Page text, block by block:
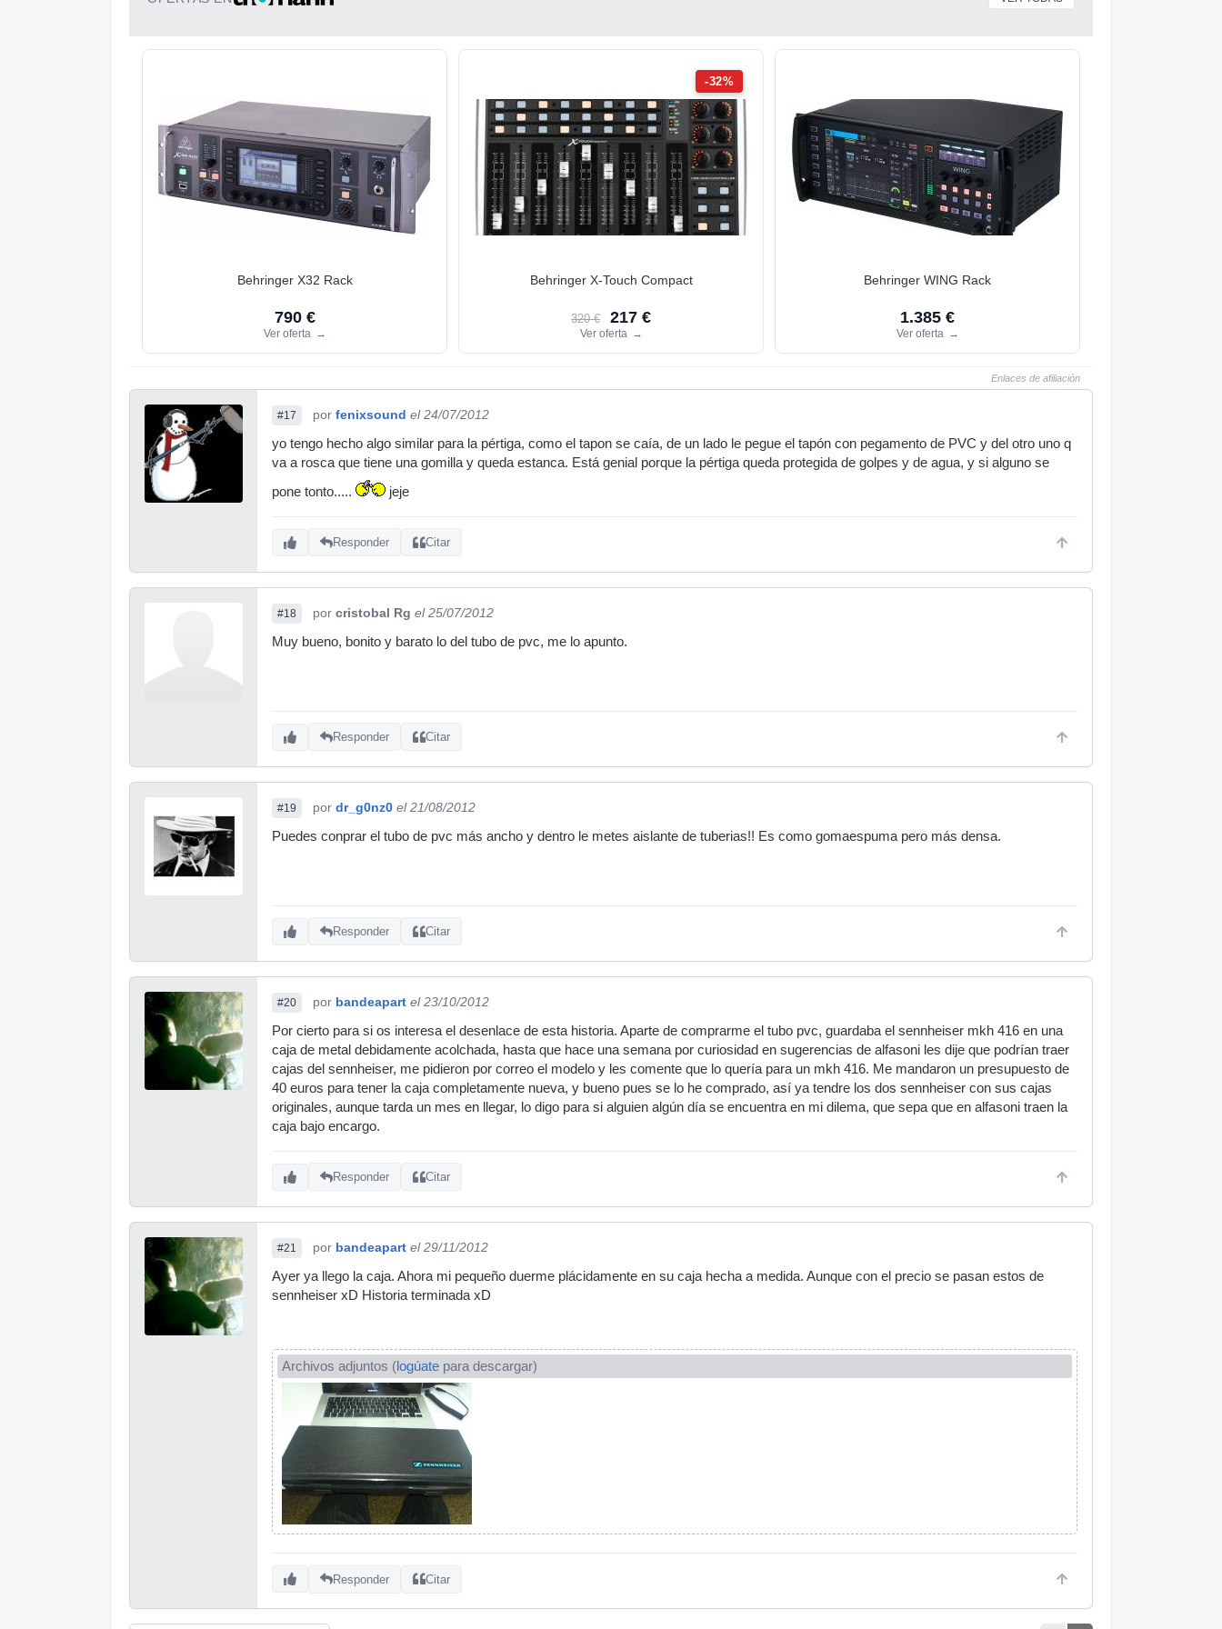
Behringer X32 Rack
790 €
Ver oferta →
-32%
Behringer X-Touch Compact
320 € 217 €
Ver oferta →
Behringer WING Rack
1.385 €
Ver oferta →
Enlaces de afiliación
#17 por fenixsound el 24/07/2012
yo tengo hecho algo similar para la pértiga, como el tapon se caía, de un lado le pegue el tapón con pegamento de PVC y del otro uno q
va a rosca que tiene una gomilla y queda estanca. Está genial porque la pértiga queda protegida de golpes y de agua, y si alguno se
pone tonto.....
jeje
Responder Citar
#18 por cristobal Rg el 25/07/2012
Muy bueno, bonito y barato lo del tubo de pvc, me lo apunto.
Responder Citar
#19 por dr_g0nz0 el 21/08/2012
Puedes conprar el tubo de pvc más ancho y dentro le metes aislante de tuberias!! Es como gomaespuma pero más densa.
Responder Citar
#20 por bandeapart el 23/10/2012
Por cierto para si os interesa el desenlace de esta historia. Aparte de comprarme el tubo pvc, guardaba el sennheiser mkh 416 en una
caja de metal debidamente acolchada, hasta que hace una semana por curiosidad en sugerencias de alfasoni les dije que podrían traer
cajas del sennheiser, me pidieron por correo el modelo y les comente que lo quería para un mkh 416. Me mandaron un presupuesto de
40 euros para tener la caja completamente nueva, y bueno pues se lo he comprado, así ya tendre los dos sennheiser con sus cajas
originales, aunque tarda un mes en llegar, lo digo para si alguien algún día se encuentra en mi dilema, que sepa que en alfasoni traen la
caja bajo encargo.
Responder Citar
#21 por bandeapart el 29/11/2012
Ayer ya llego la caja. Ahora mi pequeño duerme plácidamente en su caja hecha a medida. Aunque con el precio se pasan estos de
sennheiser xD Historia terminada xD
Archivos adjuntos (logúate para descargar)
Responder Citar